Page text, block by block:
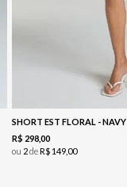
SHORT EST FLORAL - NAVY
R$ 298,00
ou 2deR$ 149, 00